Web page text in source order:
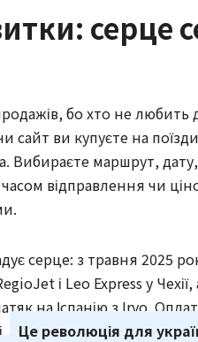
серце
бо хто не любить
ви купуєте на поїзди
Вибираєте маршрут,
відправлення чи
серце: з травня 2025
і Leo Express у Чехії,
на Іспанію з Iryo.
Це революція для